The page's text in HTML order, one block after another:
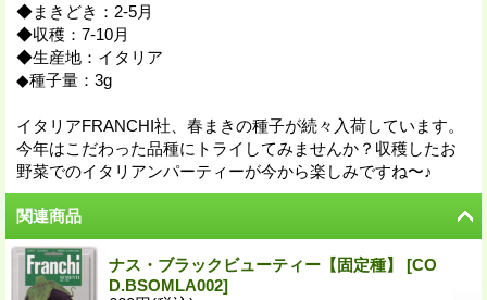
◆まきどき：2-5月
◆収穫：7-10月
◆生産地：イタリア
◆種子量：3g
イタリアFRANCHI社、春まきの種子が続々入荷しています。
今年はこだわった品種にトライしてみませんか？収穫したお
野菜でのイタリアンパーティーが今から楽しみですね〜♪
関連商品
ナス・ブラックビューティー【固定種】 [CO
D.BSOMLA002]